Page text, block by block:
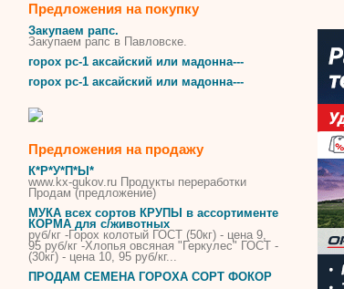
Предложения на покупку
Закупаем рапс.
Закупаем рапс в Павловске.
горох рс-1 аксайский или мадонна---
горох рс-1 аксайский или мадонна---
Предложения на продажу
К*Р*У*П*Ы*
www.kx-gukov.ru Продукты переработки
Продам (предложение)
МУКА всех сортов КРУПЫ в ассортименте
КОРМА для с/животных
руб/кг -Горох колотый ГОСТ (50кг) - цена 9,
95 руб/кг -Хлопья овсяная "Геркулес" ГОСТ -
(30кг) - цена 10, 95 руб/кг...
ПРОДАМ СЕМЕНА ГОРОХА СОРТ ФОКОР